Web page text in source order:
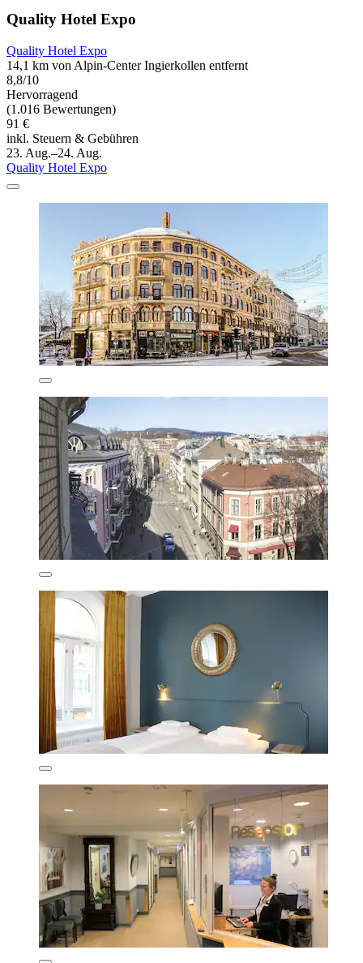
Quality Hotel Expo
Quality Hotel Expo
14,1 km von Alpin-Center Ingierkollen entfernt
8,8/10
Hervorragend
(1.016 Bewertungen)
91 €
inkl. Steuern & Gebühren
23. Aug.–24. Aug.
Quality Hotel Expo